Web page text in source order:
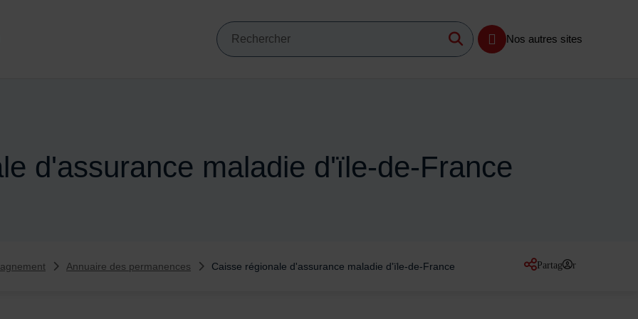
PRINCIPALE Recherche
Mots clés de minimum 3 caractères Lancer la recherche
Nos autres sites
d'assurance maladie d'ïle-de-France
Annuaire des permanences Caisse régionale d'assurance maladie d'ïle-de-France Partager
sur les réseaux